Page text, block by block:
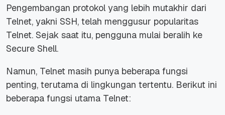
Pengembangan protokol yang lebih mutakhir dari
Telnet, yakni SSH, telah menggusur popularitas
Telnet. Sejak saat itu, pengguna mulai beralih ke
Secure Shell.
Namun, Telnet masih punya beberapa fungsi
penting, terutama di lingkungan tertentu. Berikut ini
beberapa fungsi utama Telnet: